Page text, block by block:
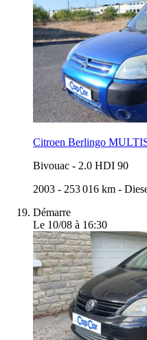
Citroen Berlingo
Bivouac - 2.0 HDI 90
2003 - 253 016 km -
Démarre
Le 10/08 à 16:30